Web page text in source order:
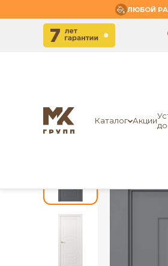
ЛЮБОЙ
Каталог Акции
Главная